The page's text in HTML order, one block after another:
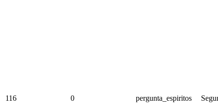
116 0 pergunta_espiritos